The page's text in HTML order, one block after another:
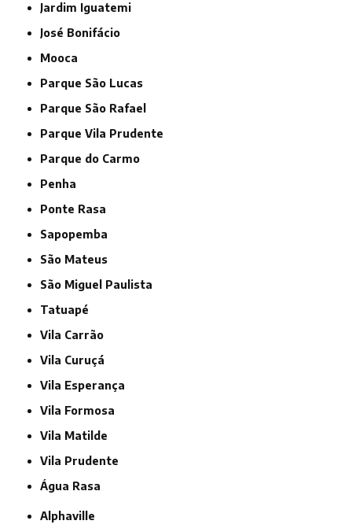
Jardim Iguatemi
José Bonifácio
Mooca
Parque São Lucas
Parque São Rafael
Parque Vila Prudente
Parque do Carmo
Penha
Ponte Rasa
Sapopemba
São Mateus
São Miguel Paulista
Tatuapé
Vila Carrão
Vila Curuçá
Vila Esperança
Vila Formosa
Vila Matilde
Vila Prudente
Água Rasa
Alphaville